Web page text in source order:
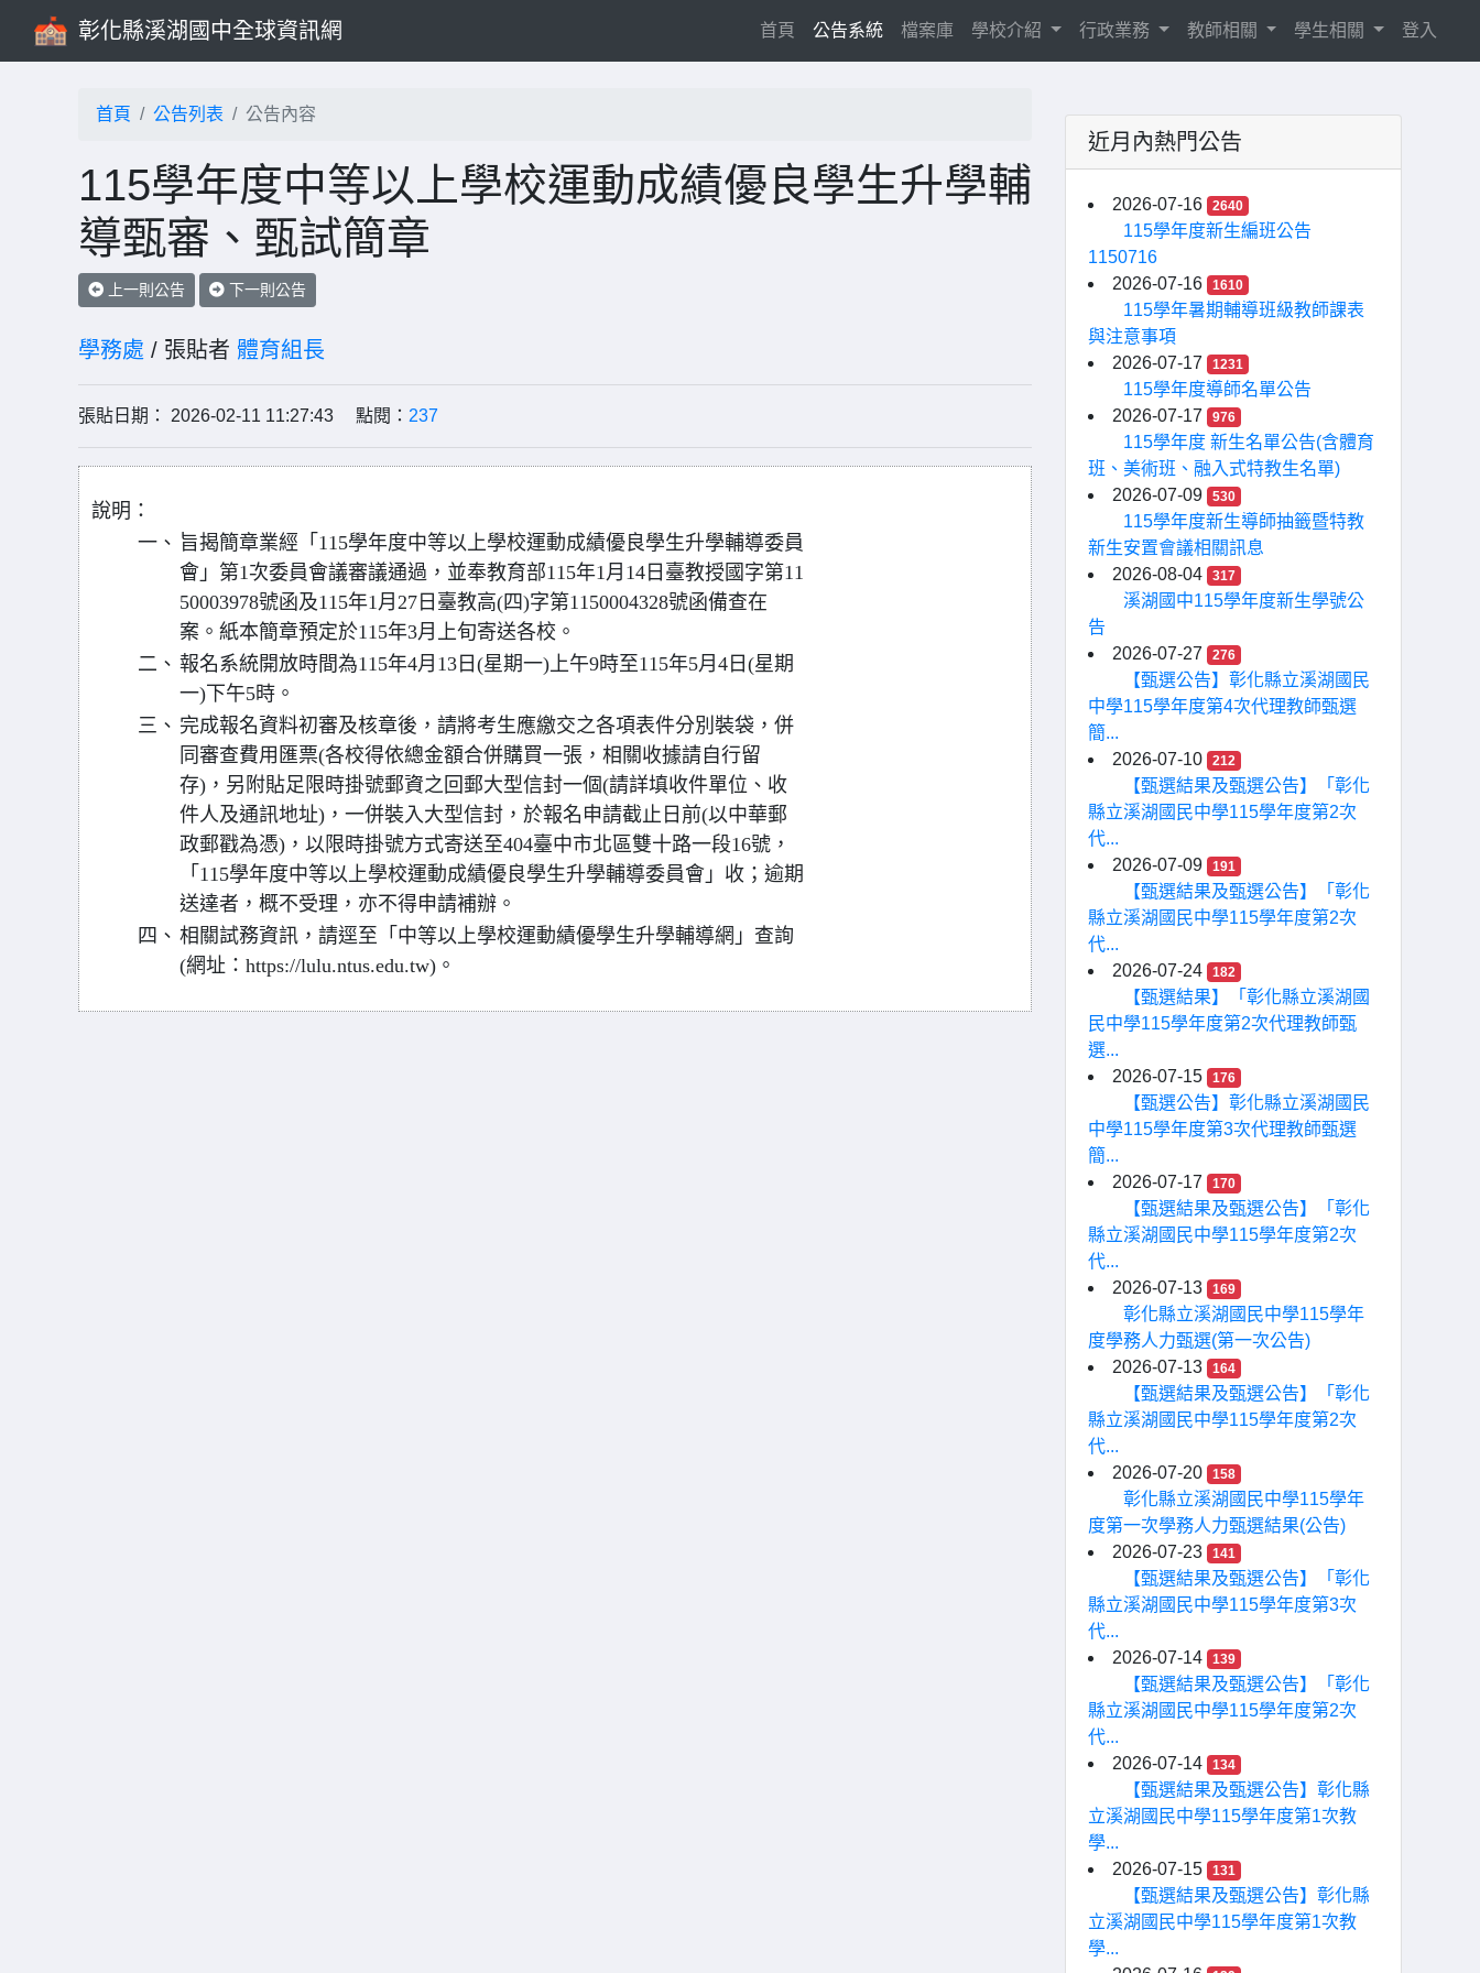
彰化縣溪湖國中全球資訊網 首頁 (current)
公告系統 檔案庫 學校介紹 行政業務 教師相關 學生相關 登入
首頁 公告列表 公告內容
115學年度中等以上學校運動成績優良學生升學輔
導甄審、甄試簡章
上一則公告 下一則公告
學務處 / 張貼者 體育組長
張貼日期： 2026-02-11 11:27:43 點閱： 237
說明：
一、 旨揭簡章業經「115學年度中等以上學校運動成績優良學生升學輔導委員
會」第1次委員會議審議通過，並奉教育部115年1月14日臺教授國字第11
50003978號函及115年1月27日臺教高(四)字第1150004328號函備查在
案。紙本簡章預定於115年3月上旬寄送各校。
二、 報名系統開放時間為115年4月13日(星期一)上午9時至115年5月4日(星期
一)下午5時。
三、 完成報名資料初審及核章後，請將考生應繳交之各項表件分別裝袋，併
同審查費用匯票(各校得依總金額合併購買一張，相關收據請自行留
存)，另附貼足限時掛號郵資之回郵大型信封一個(請詳填收件單位、收
件人及通訊地址)，一併裝入大型信封，於報名申請截止日前(以中華郵
政郵戳為憑)，以限時掛號方式寄送至404臺中市北區雙十路一段16號，
「115學年度中等以上學校運動成績優良學生升學輔導委員會」收；逾期
送達者，概不受理，亦不得申請補辦。
四、 相關試務資訊，請逕至「中等以上學校運動績優學生升學輔導網」查詢
(網址：https://lulu.ntus.edu.tw)。
近月內熱門公告
2026-07-16 2640
115學年度新生編班公告
1150716
2026-07-16
1610
115學年暑期輔導班級教師課表
與注意事項
2026-07-17
1231
115學年度導師名單公告
2026-07-17
976
115學年度 新生名單公告(含體育
班、美術班、融入式特教生名單)
2026-07-09
530
115學年度新生導師抽籤暨特教
新生安置會議相關訊息
2026-08-04
317
溪湖國中115學年度新生學號公
告
2026-07-27
276
【甄選公告】彰化縣立溪湖國民
中學115學年度第4次代理教師甄選
簡...
2026-07-10
212
【甄選結果及甄選公告】「彰化
縣立溪湖國民中學115學年度第2次
代...
2026-07-09
191
【甄選結果及甄選公告】「彰化
縣立溪湖國民中學115學年度第2次
代...
2026-07-24
182
【甄選結果】「彰化縣立溪湖國
民中學115學年度第2次代理教師甄
選...
2026-07-15
176
【甄選公告】彰化縣立溪湖國民
中學115學年度第3次代理教師甄選
簡...
2026-07-17
170
【甄選結果及甄選公告】「彰化
縣立溪湖國民中學115學年度第2次
代...
2026-07-13
169
彰化縣立溪湖國民中學115學年
度學務人力甄選(第一次公告)
2026-07-13
164
【甄選結果及甄選公告】「彰化
縣立溪湖國民中學115學年度第2次
代...
2026-07-20
158
彰化縣立溪湖國民中學115學年
度第一次學務人力甄選結果(公告)
2026-07-23
141
【甄選結果及甄選公告】「彰化
縣立溪湖國民中學115學年度第3次
代...
2026-07-14
139
【甄選結果及甄選公告】「彰化
縣立溪湖國民中學115學年度第2次
代...
2026-07-14
134
【甄選結果及甄選公告】彰化縣
立溪湖國民中學115學年度第1次教
學...
2026-07-15
131
【甄選結果及甄選公告】彰化縣
立溪湖國民中學115學年度第1次教
學...